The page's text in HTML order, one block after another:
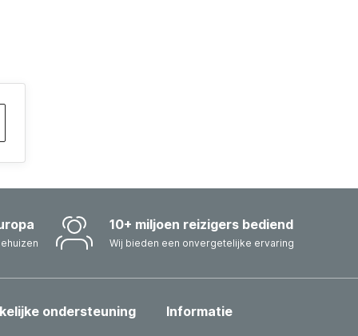
10+ miljoen reizigers bediend
Wij bieden een onvergetelijke ervaring
ondersteuning Informatie